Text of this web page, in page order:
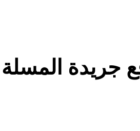
جريدة المسلة